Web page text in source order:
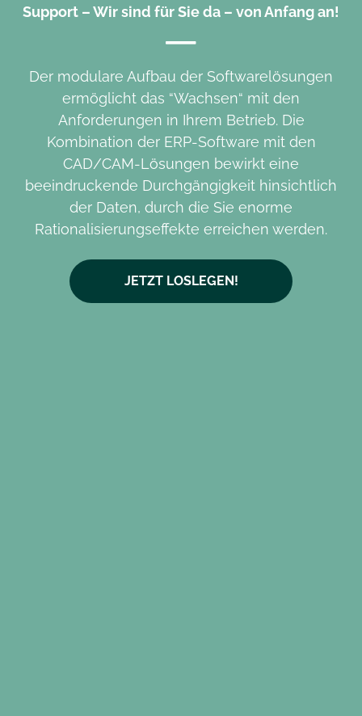
Support – Wir sind für Sie da – von Anfang an!
Der modulare Aufbau der Softwarelösungen
ermöglicht das “Wachsen“ mit den
Anforderungen in Ihrem Betrieb. Die
Kombination der ERP-Software mit den
CAD/CAM-Lösungen bewirkt eine
beeindruckende Durchgängigkeit hinsichtlich
der Daten, durch die Sie enorme
Rationalisierungseffekte erreichen werden.
JETZT LOSLEGEN!